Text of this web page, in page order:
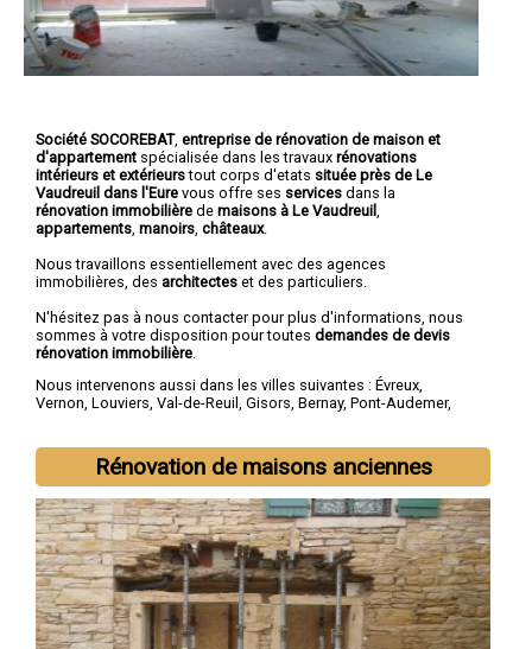
Société SOCOREBAT, entreprise de rénovation de maison et
d'appartement spécialisée dans les travaux rénovations
intérieurs et extérieurstout corps d'etats située près de Le
Vaudreuil dans l'Eure vous offre ses services dans la
rénovation immobilière de maisons à Le Vaudreuil
appartements manoirs châteaux.
Nous travaillons essentiellement avec des agences
immobilières, des architectes et des particuliers.
N'hésitez pas à nous contacter pour plus d'informations, nous
sommes à votre disposition pour toutes demandes de devis
rénovation immobilière
Nous intervenons aussi dans les villes suivantes : Évreux,
Vernon, Louviers, Val-de-Reuil , Gisors, Bernay, Pont-Audemer,
Rénovation de maisons anciennes